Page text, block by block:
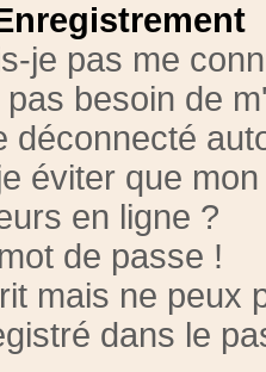
je pas me
besoin de
déconnecté
éviter que
en ligne ?
de passe !
mais ne peux
dans le